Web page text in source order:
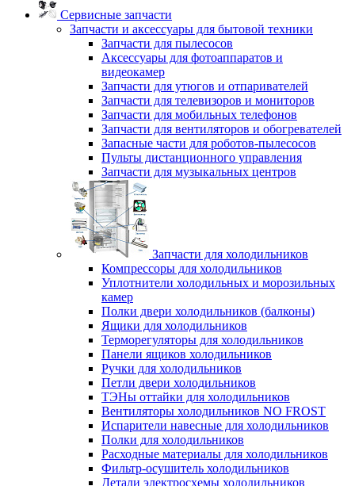
Сервисные запчасти
Запчасти и аксессуары для бытовой техники
Запчасти для пылесосов
Аксессуары для фотоаппаратов и
видеокамер
Запчасти для утюгов и отпаривателей
Запчасти для телевизоров и мониторов
Запчасти для мобильных телефонов
Запчасти для вентиляторов и обогревателей
Запасные части для роботов-пылесосов
Пульты дистанционного управления
Запчасти для музыкальных центров
Запчасти для холодильников
Компрессоры для холодильников
Уплотнители холодильных и морозильных
камер
Полки двери холодильников (балконы)
Ящики для холодильников
Терморегуляторы для холодильников
Панели ящиков холодильников
Ручки для холодильников
Петли двери холодильников
ТЭНы оттайки для холодильников
Вентиляторы холодильников NO FROST
Испарители навесные для холодильников
Полки для холодильников
Расходные материалы для холодильников
Фильтр-осушитель холодильников
Детали электросхемы холодильников